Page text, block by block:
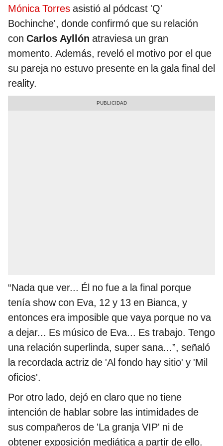
Mónica Torres asistió al pódcast 'Q'
Bochinche', donde confirmó que su relación
con Carlos Ayllón atraviesa un gran
momento. Además, reveló el motivo por el que
su pareja no estuvo presente en la gala final del
reality.
“Nada que ver... Él no fue a la final porque
tenía show con Eva, 12 y 13 en Bianca, y
entonces era imposible que vaya porque no va
a dejar... Es músico de Eva... Es trabajo. Tengo
una relación superlinda, super sana...”, señaló
la recordada actriz de 'Al fondo hay sitio' y 'Mil
oficios'.
Por otro lado, dejó en claro que no tiene
intención de hablar sobre las intimidades de
sus compañeros de 'La granja VIP' ni de
obtener exposición mediática a partir de ello.